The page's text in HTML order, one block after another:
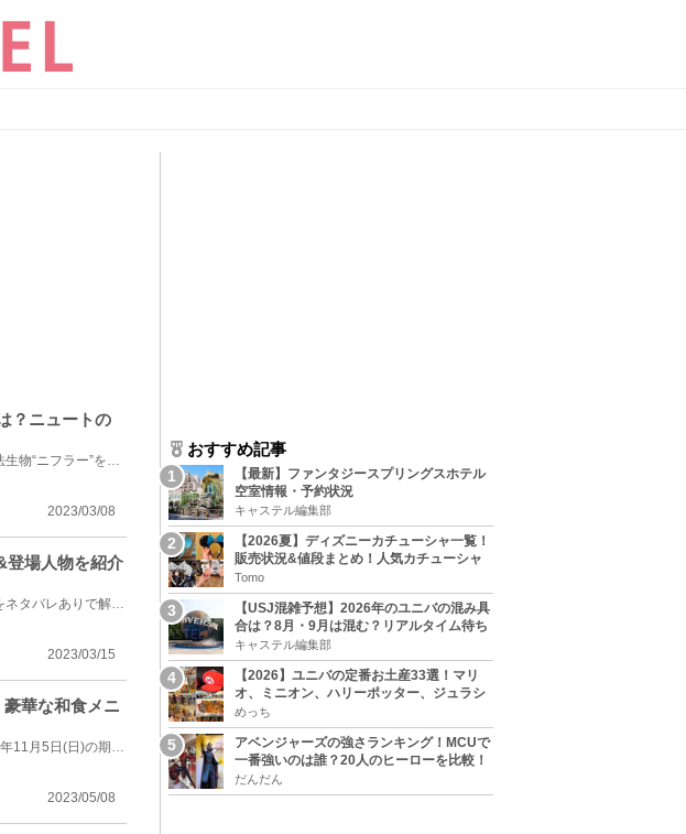
？ニュートの
『ハリー・ポッター』『ファンタスティック・ビースト』シリーズに登場する魔法生物“ニフラー”をご紹介...
2023/03/08
登場人物を紹介
ディズニー映画『ビアンカの大冒険～ゴールデン・イーグルを救え』のあらすじをネタバレありで解説しま...
2023/03/15
華な和食メニ
USJ×呪術廻戦（じゅじゅつかいせん）コラボに伴い、2022年9月15日(木)～2023年11月5日(日)の期間で和食...
2023/05/08
おすすめ記事
【最新】ファンタジースプリングスホテル
空室情報・予約状況
キャステル編集部
【2026夏】ディズニーカチューシャ一覧！
販売状況&値段まとめ！人気カチューシャ
をチェック
Tomo
【USJ混雑予想】2026年のユニバの混み具
合は？8月・9月は混む？リアルタイム待ち
時間アプリも
キャステル編集部
【2026】ユニバの定番お土産33選！マリ
オ、ミニオン、ハリーポッター、ジュラシ
ックパーク、セサミ、SINGなどのグッズ情
報
めっち
アベンジャーズの強さランキング！MCUで
一番強いのは誰？20人のヒーローを比較！
だんだん